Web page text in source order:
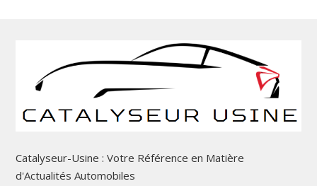
Catalyseur-Usine : Votre Référence en Matière
d'Actualités Automobiles